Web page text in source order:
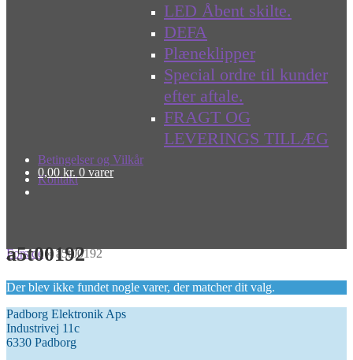
LED Åbent skilte.
DEFA
Plæneklipper
Special ordre til kunder
efter aftale.
FRAGT OG
LEVERINGS TILLÆG
Betingelser og Vilkår
Kontakt
0,00 kr. 0 varer
Forside»a5t00192
a5t00192
Der blev ikke fundet nogle varer, der matcher dit valg.
Padborg Elektronik Aps
Industrivej 11c
6330 Padborg